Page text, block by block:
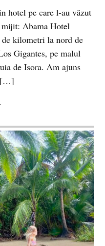
hotel pe care l-au văzut
Abama Hotel
kilometri la nord de
Gigantes, pe malul
de Isora. Am ajuns
[…]